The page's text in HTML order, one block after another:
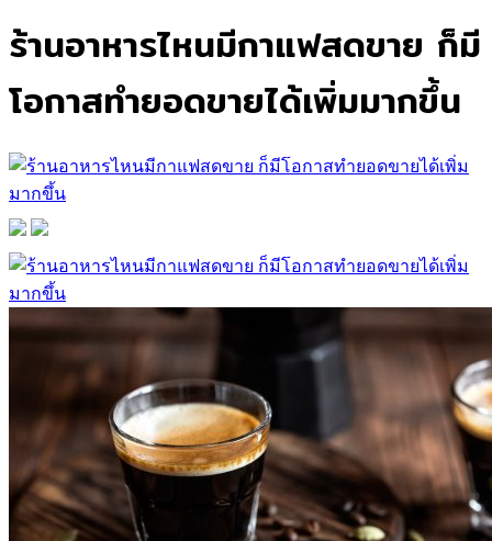
ร้านอาหารไหนมีกาแฟสดขาย ก็มี
โอกาสทำยอดขายได้เพิ่มมากขึ้น